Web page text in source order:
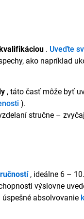
. Uveďte
ako napríklad
, táto časť môže byť
).
stručne –
, ideálne 6 –
výslovne
absolvovanie